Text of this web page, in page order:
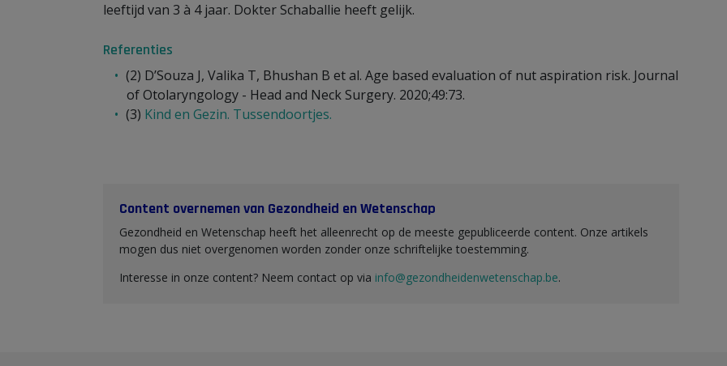
leeftijd van 3 à 4 jaar. Dokter Schaballie heeft gelijk.
Referenties
(2) D’Souza J, Valika T, Bhushan B et al. Age based evaluation of nut aspiration risk. Journal
of Otolaryngology - Head and Neck Surgery. 2020;49:73.
(3) Kind en Gezin. Tussendoortjes.
Content overnemen van Gezondheid en Wetenschap
Gezondheid en Wetenschap heeft het alleenrecht op de meeste gepubliceerde content. Onze artikels
mogen dus niet overgenomen worden zonder onze schriftelijke toestemming.
Interesse in onze content? Neem contact op via info@gezondheidenwetenschap.be.